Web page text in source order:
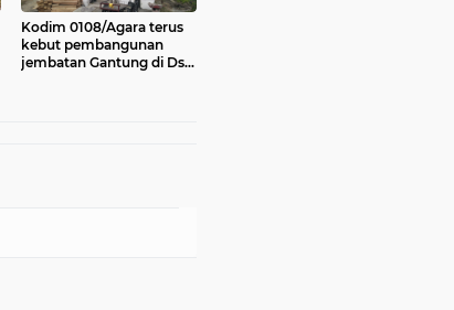
Kodim 0108/Agara terus
kebut pembangunan
jembatan Gantung di Ds.